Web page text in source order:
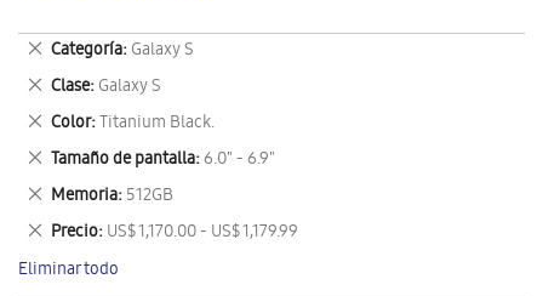
Categoría Galaxy S
Eliminar
este
artículo
Clase Galaxy S
Eliminar
este
artículo
Color Titanium Black.
Eliminar
este
artículo
Tamaño de pantalla 6.0" - 6.9"
Eliminar
este
artículo
Memoria 512GB
Eliminar
este
artículo
Precio US$ 1,170.00 - US$ 1,179.99
Eliminar
este
artículo
Eliminar todo